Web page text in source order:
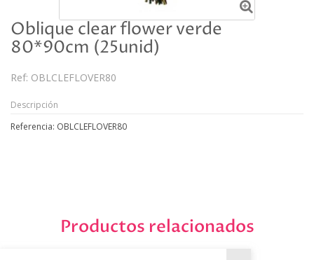
Oblique clear flower verde
80*90cm (25unid)
Ref: OBLCLEFLOVER80
Descripción
Referencia: OBLCLEFLOVER80
Productos relacionados